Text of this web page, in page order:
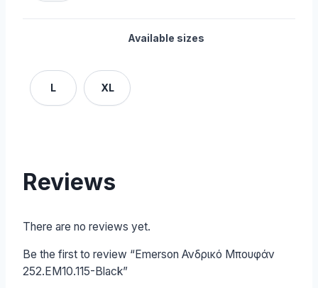
Available sizes
L XL
Reviews
There are no reviews yet.
Be the first to review “Emerson Ανδρικό Μπουφάν
252.EM10.115-Black”